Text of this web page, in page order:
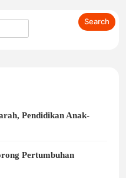
Pendidikan Anak-
Pertumbuhan